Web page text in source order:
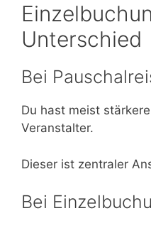
Unterschied
Bei
Du hast meist
Veranstalter.
Dieser ist zentraler
Bei